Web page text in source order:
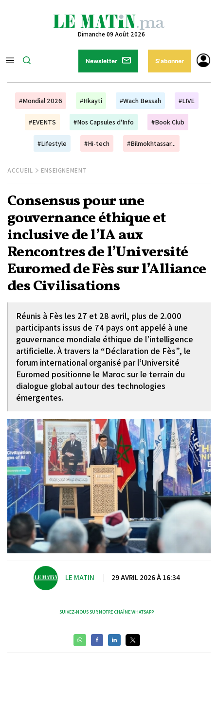
Dimanche 09 Août 2026
Newsletter S'abonner
#Mondial 2026 #Hkayti #Wach Bessah #LIVE
#EVENTS #Nos Capsules d'Info #Book Club
#Lifestyle #Hi-tech #Bilmokhtassar...
ACCUEIL ENSEIGNEMENT
Consensus pour une
gouvernance éthique et
inclusive de l’IA aux
Rencontres de l’Université
Euromed de Fès sur l’Alliance
des Civilisations
Réunis à Fès les 27 et 28 avril, plus de 2.000
participants issus de 74 pays ont appelé à une
gouvernance mondiale éthique de l’intelligence
artificielle. À travers la “Déclaration de Fès”, le
forum international organisé par l’Université
Euromed positionne le Maroc sur le terrain du
dialogue global autour des technologies
émergentes.
LE MATIN 29 AVRIL 2026 À 16:34
SUIVEZ-NOUS SUR NOTRE CHAÎNE WHATSAPP